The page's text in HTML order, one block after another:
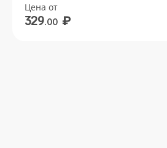
Цена от
329.00 ₽